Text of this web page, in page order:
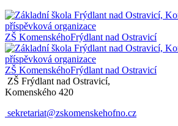
ZŠ KomenskéhoFrýdlant nad Ostravicí
ZŠ KomenskéhoFrýdlant nad Ostravicí
ZŠ Frýdlant nad Ostravicí,
Komenského 420
sekretariat@zskomenskehofno.cz